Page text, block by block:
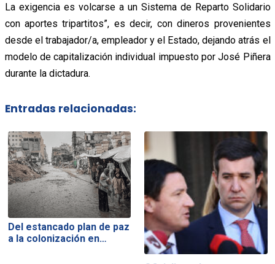
La exigencia es volcarse a un Sistema de Reparto Solidario
con aportes tripartitos”, es decir, con dineros provenientes
desde el trabajador/a, empleador y el Estado, dejando atrás el
modelo de capitalización individual impuesto por José Piñera
durante la dictadura.
Entradas relacionadas:
Del estancado plan de paz
a la colonización en…